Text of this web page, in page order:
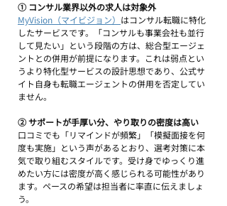
① コンサル業界以外の求人は対象外
MyVision（マイビジョン） はコンサル転職に特化
したサービスです。「コンサルも事業会社も並行
して見たい」という段階の方は、総合型エージェ
ントとの併用が前提になります。これは弱点とい
うより特化型サービスの設計思想であり、公式サ
イト自身も転職エージェントの併用を否定してい
ません。
② サポートが手厚い分、やり取りの密度は高い
口コミでも「リマインドが頻繁」「模擬面接を何
度も実施」という声があるとおり、選考対策に本
気で取り組むスタイルです。受け身でゆっくり進
めたい方には密度が高く感じられる可能性があり
ます。ペースの希望は担当者に率直に伝えましょ
う。